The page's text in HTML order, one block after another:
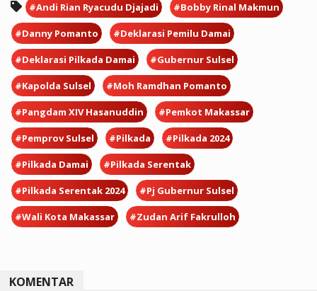
#Andi Rian Ryacudu Djajadi #Bobby Rinal Makmun
#Danny Pomanto #Deklarasi Pemilu Damai
#Deklarasi Pilkada Damai #Gubernur Sulsel
#Kapolda Sulsel #Moh Ramdhan Pomanto
#Pangdam XIV Hasanuddin #Pemkot Makassar
#Pemprov Sulsel #Pilkada #Pilkada 2024
#Pilkada Damai #Pilkada Serentak
#Pilkada Serentak 2024 #Pj Gubernur Sulsel
#Wali Kota Makassar #Zudan Arif Fakrulloh
KOMENTAR